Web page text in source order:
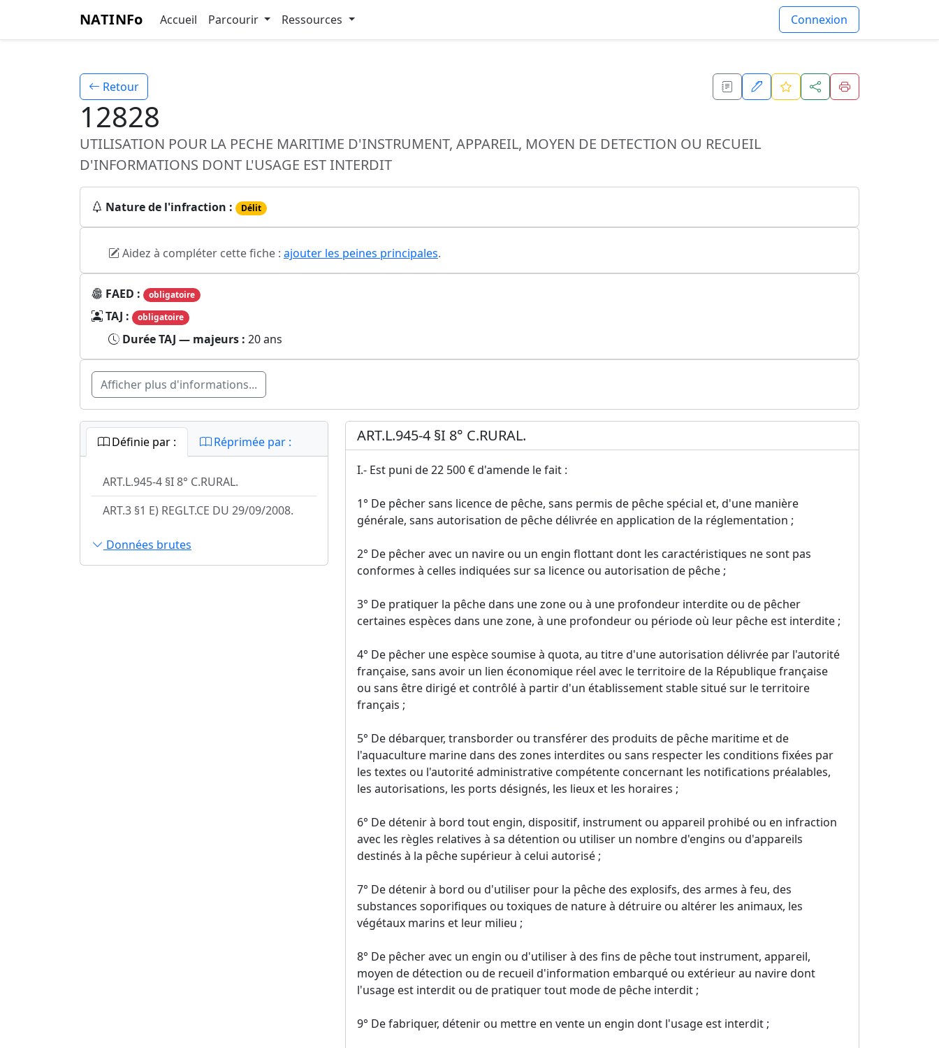
NATINFo Accueil Parcourir Ressources Connexion
Retour
12828
UTILISATION POUR LA PECHE MARITIME D'INSTRUMENT, APPAREIL, MOYEN DE DETECTION OU RECUEIL
D'INFORMATIONS DONT L'USAGE EST INTERDIT
Nature de l'infraction : Délit
Aidez à compléter cette fiche : ajouter les peines principales.
FAED : obligatoire
TAJ : obligatoire
Durée TAJ — majeurs : 20 ans
Afficher plus d'informations...
Définie par : Réprimée par :
ART.L.945-4 §I 8° C.RURAL.
ART.3 §1 E) REGLT.CE DU 29/09/2008.
Données brutes
ART.L.945-4 §I 8° C.RURAL.
I.- Est puni de 22 500 € d'amende le fait :
1° De pêcher sans licence de pêche, sans permis de pêche spécial et, d'une manière
générale, sans autorisation de pêche délivrée en application de la réglementation ;
2° De pêcher avec un navire ou un engin flottant dont les caractéristiques ne sont pas
conformes à celles indiquées sur sa licence ou autorisation de pêche ;
3° De pratiquer la pêche dans une zone ou à une profondeur interdite ou de pêcher
certaines espèces dans une zone, à une profondeur ou période où leur pêche est interdite ;
4° De pêcher une espèce soumise à quota, au titre d'une autorisation délivrée par l'autorité
française, sans avoir un lien économique réel avec le territoire de la République française
ou sans être dirigé et contrôlé à partir d'un établissement stable situé sur le territoire
français ;
5° De débarquer, transborder ou transférer des produits de pêche maritime et de
l'aquaculture marine dans des zones interdites ou sans respecter les conditions fixées par
les textes ou l'autorité administrative compétente concernant les notifications préalables,
les autorisations, les ports désignés, les lieux et les horaires ;
6° De détenir à bord tout engin, dispositif, instrument ou appareil prohibé ou en infraction
avec les règles relatives à sa détention ou utiliser un nombre d'engins ou d'appareils
destinés à la pêche supérieur à celui autorisé ;
7° De détenir à bord ou d'utiliser pour la pêche des explosifs, des armes à feu, des
substances soporifiques ou toxiques de nature à détruire ou altérer les animaux, les
végétaux marins et leur milieu ;
8° De pêcher avec un engin ou d'utiliser à des fins de pêche tout instrument, appareil,
moyen de détection ou de recueil d'information embarqué ou extérieur au navire dont
l'usage est interdit ou de pratiquer tout mode de pêche interdit ;
9° De fabriquer, détenir ou mettre en vente un engin dont l'usage est interdit ;